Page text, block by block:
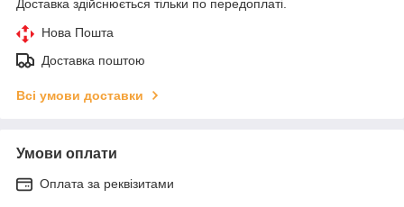
Доставка здійснюється тільки по передоплаті.
Нова Пошта
Доставка поштою
Всі умови доставки
Умови оплати
Оплата за реквізитами